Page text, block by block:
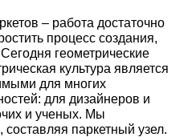
– работа достаточно
процесс создания,
геометрические
культура является
для многих
для дизайнеров и
и ученых. Мы
паркетный узел.